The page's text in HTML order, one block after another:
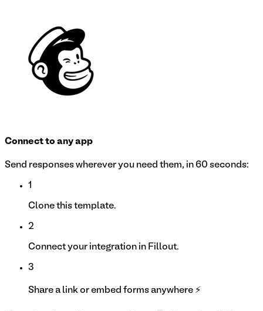
Connect to any app
Send responses wherever you need them, in 60 seconds:
1
Clone this template.
2
Connect your integration in Fillout.
3
Share a link or embed forms anywhere ⚡